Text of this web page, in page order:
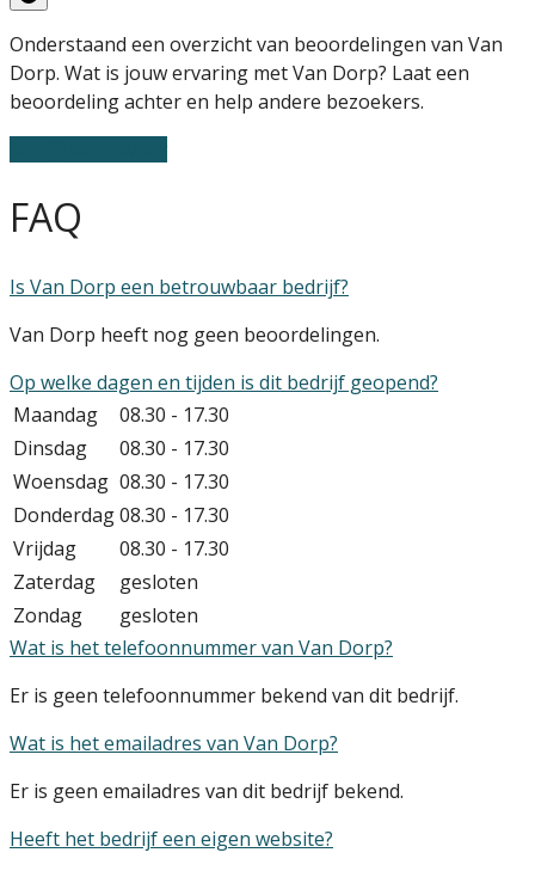
Onderstaand een overzicht van beoordelingen van Van
Dorp. Wat is jouw ervaring met Van Dorp? Laat een
beoordeling achter en help andere bezoekers.
FAQ
Is Van Dorp een betrouwbaar bedrijf?
Van Dorp heeft nog geen beoordelingen.
Op welke dagen en tijden is dit bedrijf geopend?
Maandag
08.30 - 17.30
Dinsdag
08.30 - 17.30
Woensdag 08.30 - 17.30
Donderdag08.30 - 17.30
Vrijdag
08.30 - 17.30
Zaterdag
gesloten
Zondag
gesloten
Wat is het telefoonnummer van Van Dorp?
Er is geen telefoonnummer bekend van dit bedrijf.
Wat is het emailadres van Van Dorp?
Er is geen emailadres van dit bedrijf bekend.
Heeft het bedrijf een eigen website?